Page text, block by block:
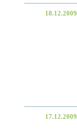
18.12.2009
17.12.2009